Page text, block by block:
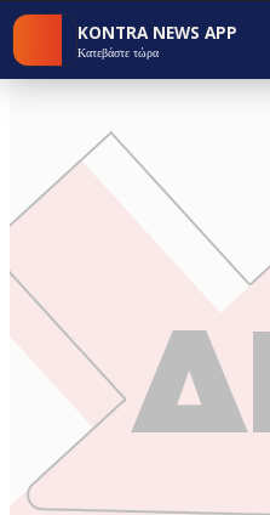
KONTRA NEWS APP
Κατεβάστε τώρα